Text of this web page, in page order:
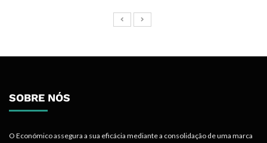
SOBRE NÓS
O Económico assegura a sua eficácia mediante a consolidação de uma marca